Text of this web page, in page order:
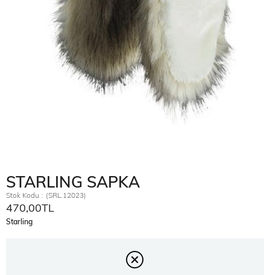
STARLING SAPKA
Stok Kodu (SRL.12023)
470,00TL
Starling